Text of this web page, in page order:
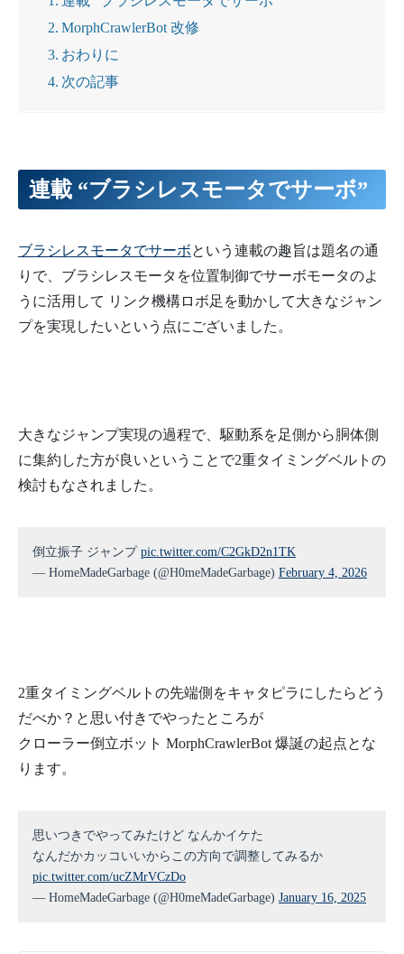
MorphCrawlerBot 改修
おわりに
次の記事
連載 “ブラシレスモータでサーボ”
ブラシレスモータでサーボという連載の趣旨は題名の通
りで、ブラシレスモータを位置制御でサーボモータのよ
うに活用して リンク機構ロボ足を動かして大きなジャン
プを実現したいという点にございました。
大きなジャンプ実現の過程で、駆動系を足側から胴体側
に集約した方が良いということで2重タイミングベルトの
検討もなされました。
倒立振子 ジャンプ pic.twitter.com/C2GkD2n1TK
— HomeMadeGarbage (@H0meMadeGarbage) February 4, 2026
2重タイミングベルトの先端側をキャタピラにしたらどう
だべか？と思い付きでやったところが
クローラー倒立ボット MorphCrawlerBot 爆誕の起点とな
ります。
思いつきでやってみたけど なんかイケた
なんだかカッコいいからこの方向で調整してみるか
pic.twitter.com/ucZMrVCzDo
— HomeMadeGarbage (@H0meMadeGarbage) January 16, 2025